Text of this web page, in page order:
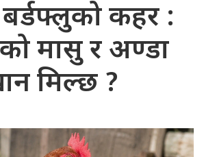
कहर :
मासु र अण्डा
मिल्छ ?